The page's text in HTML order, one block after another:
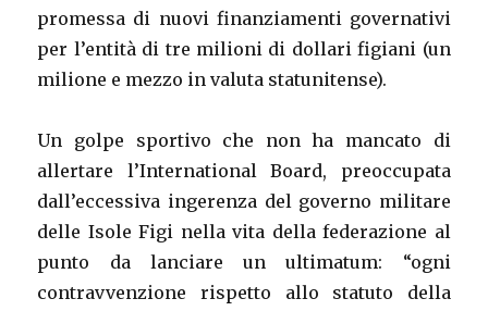
promessa di nuovi finanziamenti governativi
per l’entità di tre milioni di dollari figiani (un
milione e mezzo in valuta statunitense).
Un golpe sportivo che non ha mancato di
allertare l’International Board, preoccupata
dall’eccessiva ingerenza del governo militare
delle Isole Figi nella vita della federazione al
punto da lanciare un ultimatum: “ogni
contravvenzione rispetto allo statuto della